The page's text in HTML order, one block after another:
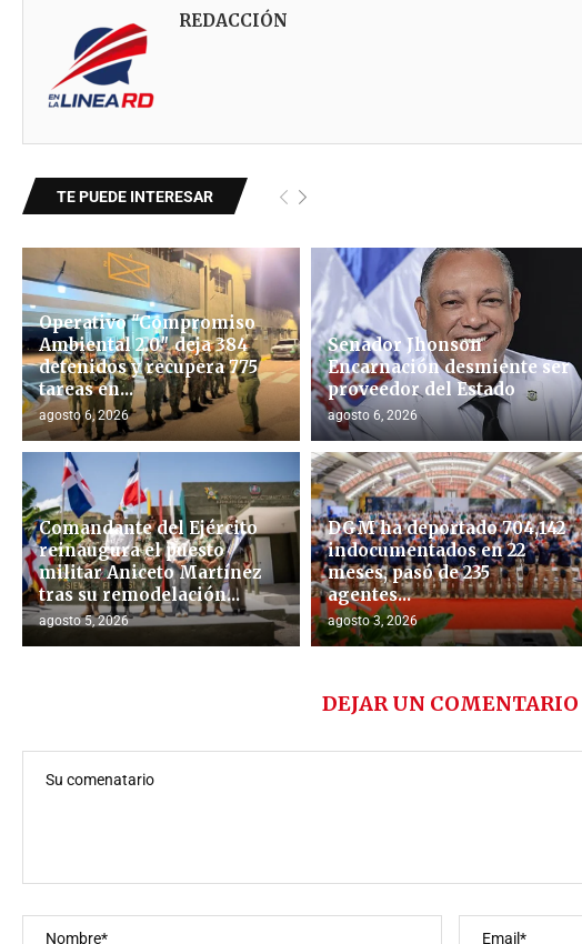
REDACCIÓN
TE PUEDE INTERESAR
Operativo "Compromiso
Ambiental 2.0″ deja 384
detenidos y recupera 775
tareas en...
agosto 6, 2026
Senador Jhonson
Encarnación desmiente ser
proveedor del Estado
agosto 6, 2026
Comandante del Ejército
reinaugura el puesto
militar Aniceto Martínez
tras su remodelación...
agosto 5, 2026
DGM ha deportado 704,142
indocumentados en 22
meses, pasó de 235
agentes...
agosto 3, 2026
DEJAR UN COMENTARIO